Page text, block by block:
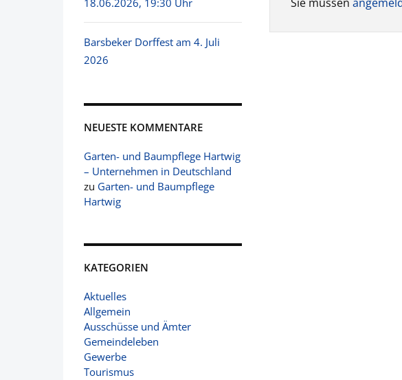
18.06.2026, 19:30 Uhr
Barsbeker Dorffest am 4. Juli
2026
NEUESTE KOMMENTARE
Garten- und Baumpflege Hartwig
– Unternehmen in Deutschland
zu Garten- und Baumpflege
Hartwig
KATEGORIEN
Aktuelles
Allgemein
Ausschüsse und Ämter
Gemeindeleben
Gewerbe
Tourismus